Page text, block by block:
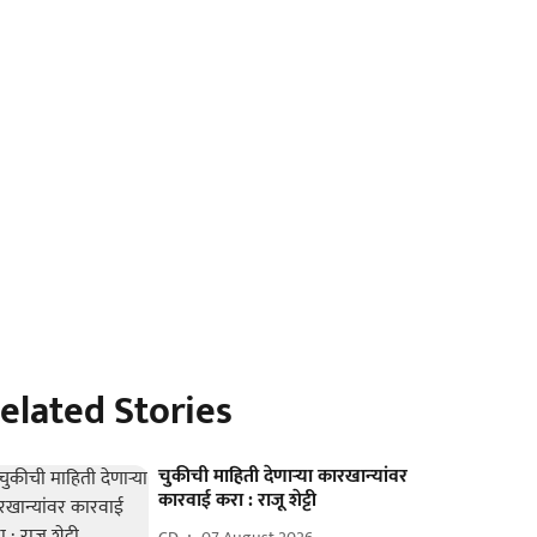
Stories
चुकीची माहिती देणाऱ्या कारखान्‍यांवर
कारवाई करा : राजू शेट्टी